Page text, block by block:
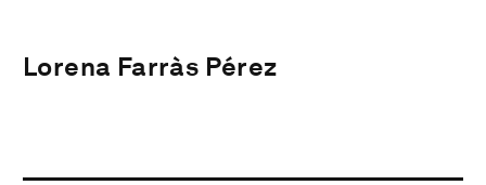
Lorena Farràs Pérez